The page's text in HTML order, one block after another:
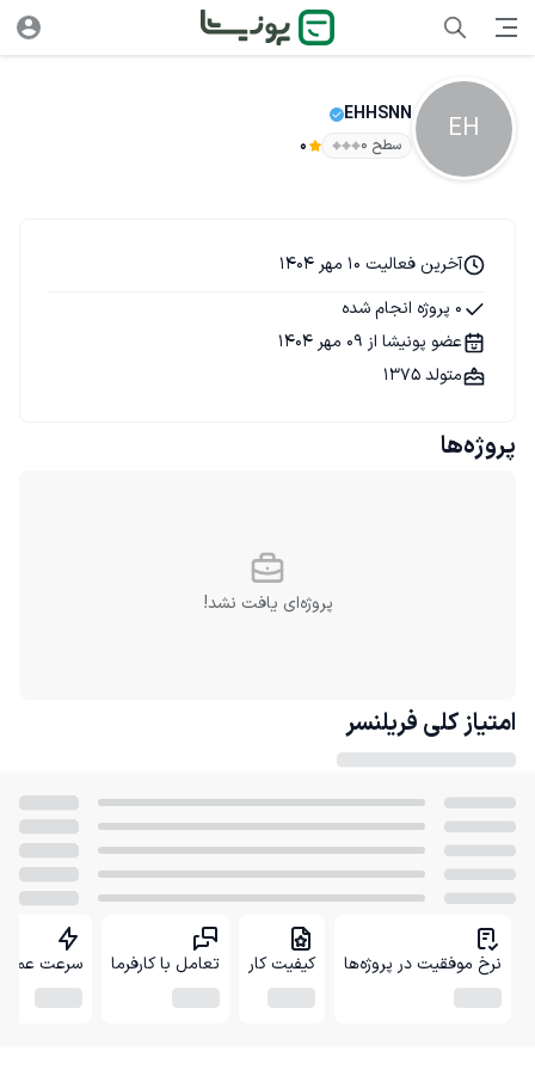
EH
EHHSNN
سطح ۰ 0
آخرین فعالیت 10 مهر 1404
0 پروژه انجام شده
عضو پونیشا از 09 مهر 1404
متولد 1375
پروژه‌ها
پروژه‌ای یافت نشد!
امتیاز کلی فریلنسر
نرخ موفقیت در پروژه‌ها کیفیت کار تعامل با کارفرما سرعت عمل